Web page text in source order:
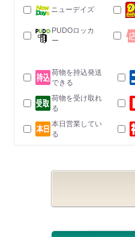
ニューデイズ
PUDOロッカ
ー
荷物を持込発送
できる
荷物を受け取れ
る
本日営業してい
る